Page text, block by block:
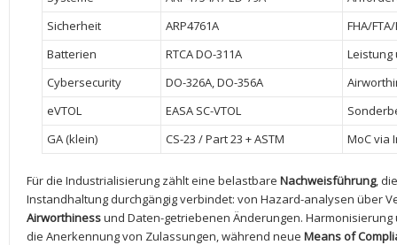
Sicherheit
ARP4761A
FHA/
Batterien
RTCA DO-311A
Leistung
Cybersecurity
DO-326A, DO-356A
eVTOL
EASA SC-VTOL
GA (klein)
CS-23​ / Part ⁤23⁣ + ASTM MoC via
Für die‌ Industrialisierung zählt ⁤eine belastbare Nachweisführung,
⁢Instandhaltung durchgängig verbindet: von Hazard-analysen über
Airworthinessund Daten-getriebenen Änderungen.​
die⁤ Anerkennung von Zulassungen, während neue Means ‍of